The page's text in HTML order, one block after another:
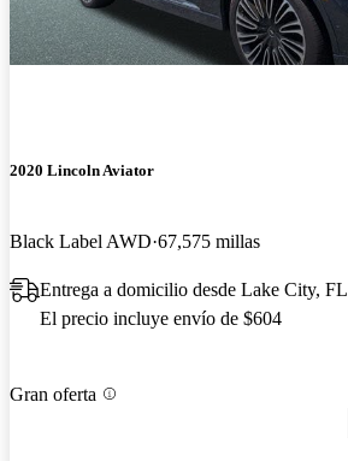
2020 Lincoln Aviator
Black Label AWD 67,575 millas
Entrega a domicilio desde Lake City, FL
El precio incluye envío de $604
Gran oferta